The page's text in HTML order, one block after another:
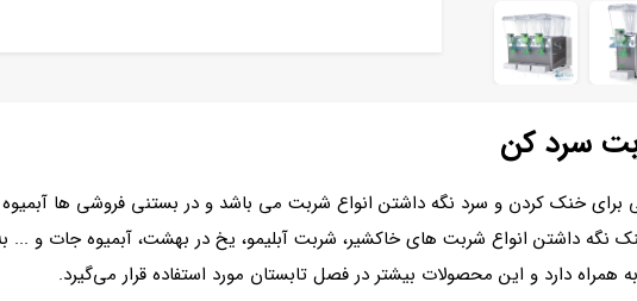
سرد کن
برای خنک کردن و سرد نگه داشتن انواع شربت می باشد و در بستنی‌ فروشی ها آبمیوه
نگه‌ داشتن انواع شربت‌ های خاکشیر، شربت آبلیمو، یخ‌ در بهشت، آبمیوه جات و
دارد و این محصولات بیشتر در فصل تابستان مورد استفاده قرار می‌گیرد.